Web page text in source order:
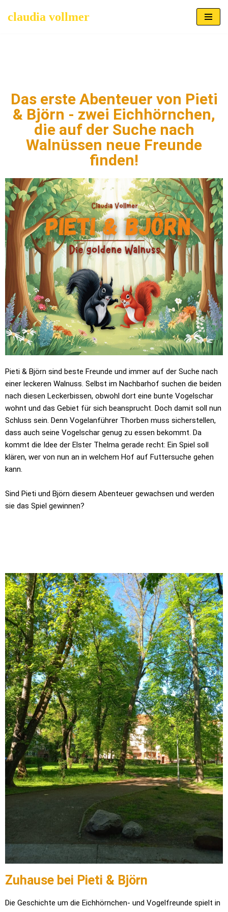
claudia vollmer
Das erste Abenteuer von Pieti
& Björn - zwei Eichhörnchen,
die auf der Suche nach
Walnüssen neue Freunde
finden!
Pieti & Björn sind beste Freunde und immer auf der Suche nach
einer leckeren Walnuss. Selbst im Nachbarhof suchen die beiden
nach diesen Leckerbissen, obwohl dort eine bunte Vogelschar
wohnt und das Gebiet für sich beansprucht. Doch damit soll nun
Schluss sein. Denn Vogelanführer Thorben muss sicherstellen,
dass auch seine Vogelschar genug zu essen bekommt. Da
kommt die Idee der Elster Thelma gerade recht: Ein Spiel soll
klären, wer von nun an in welchem Hof auf Futtersuche gehen
kann.
Sind Pieti und Björn diesem Abenteuer gewachsen und werden
sie das Spiel gewinnen?
Zuhause bei Pieti & Björn
Die Geschichte um die Eichhörnchen- und Vogelfreunde spielt in